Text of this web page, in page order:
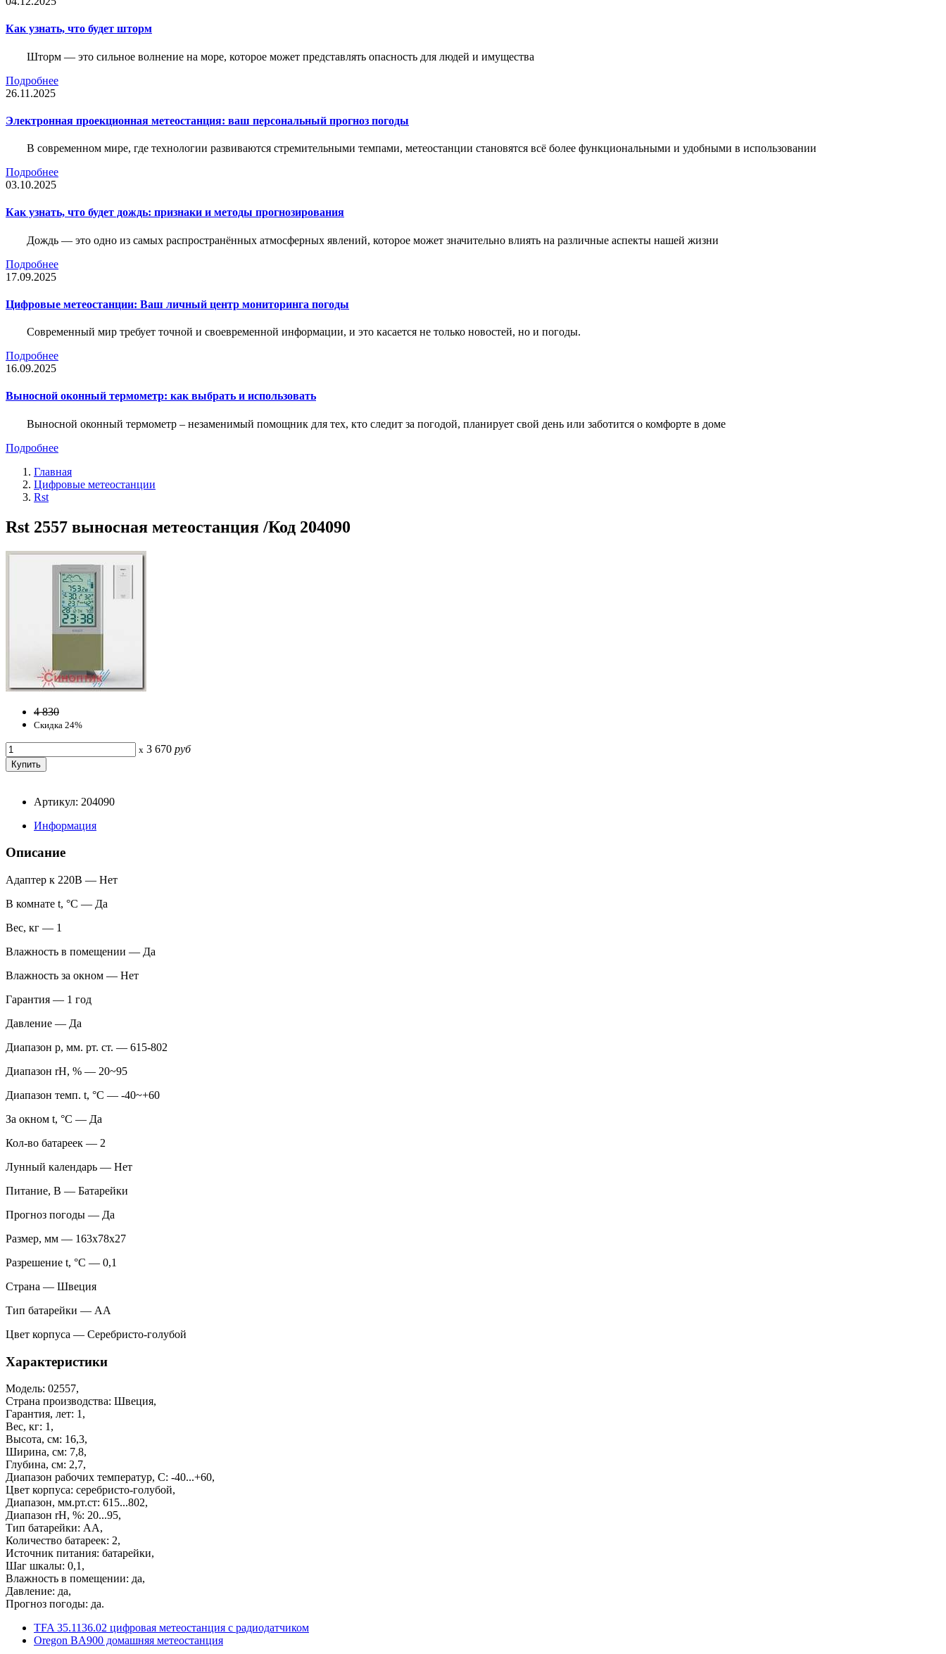
Как узнать, что будет шторм
Шторм — это сильное волнение на море, которое может представлять опасность для людей и имущества
Подробнее
26.11.2025
Электронная проекционная метеостанция: ваш персональный прогноз погоды
В современном мире, где технологии развиваются стремительными темпами, метеостанции становятся всё более функциональными и удобными в использовании
Подробнее
03.10.2025
Как узнать, что будет дождь: признаки и методы прогнозирования
Дождь — это одно из самых распространённых атмосферных явлений, которое может значительно влиять на различные аспекты нашей жизни
Подробнее
17.09.2025
Цифровые метеостанции: Ваш личный центр мониторинга погоды
Современный мир требует точной и своевременной информации, и это касается не только новостей, но и погоды.
Подробнее
16.09.2025
Выносной оконный термометр: как выбрать и использовать
Выносной оконный термометр – незаменимый помощник для тех, кто следит за погодой, планирует свой день или заботится о комфорте в доме
Подробнее
Главная
Цифровые метеостанции
Rst
Rst 2557 выносная метеостанция /Код 204090
4 830
Скидка 24%
x 3 670 руб
Артикул: 204090
Информация
Описание
Адаптер к 220В — Нет
В комнате t, °С — Да
Вес, кг — 1
Влажность в помещении — Да
Влажность за окном — Нет
Гарантия — 1 год
Давление — Да
Диапазон p, мм. рт. ст. — 615-802
Диапазон rH, % — 20~95
Диапазон темп. t, °С — -40~+60
За окном t, °С — Да
Кол-во батареек — 2
Лунный календарь — Нет
Питание, В — Батарейки
Прогноз погоды — Да
Размер, мм — 163х78х27
Разрешение t, °С — 0,1
Страна — Швеция
Тип батарейки — АА
Цвет корпуса — Серебристо-голубой
Характеристики
Модель: 02557,
Страна производства: Швеция,
Гарантия, лет: 1,
Вес, кг: 1,
Высота, см: 16,3,
Ширина, см: 7,8,
Глубина, см: 2,7,
Диапазон рабочих температур, С: -40...+60,
Цвет корпуса: серебристо-голубой,
Диапазон, мм.рт.ст: 615...802,
Диапазон rH, %: 20...95,
Тип батарейки: АА,
Количество батареек: 2,
Источник питания: батарейки,
Шаг шкалы: 0,1,
Влажность в помещении: да,
Давление: да,
Прогноз погоды: да.
TFA 35.1136.02 цифровая метеостанция с радиодатчиком
Oregon BA900 домашняя метеостанция